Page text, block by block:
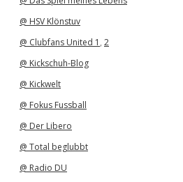
@ HSV Klönstuv
@ Clubfans United 1 , 2
@ Kickschuh-Blog
@ Kickwelt
@ Fokus Fussball
@ Der Libero
@ Total beglubbt
@ Radio DU